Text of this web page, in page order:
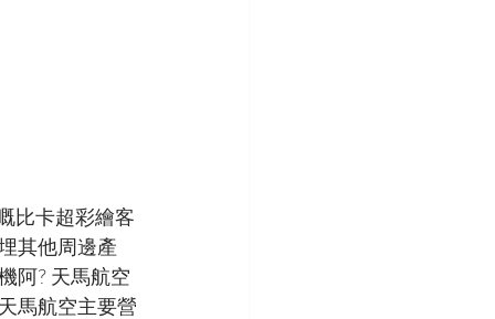
比卡超彩繪客
其他周邊產
阿? 天馬航空
馬航空主要營